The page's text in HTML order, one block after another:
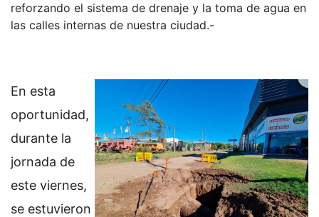
reforzando el sistema de drenaje y la toma de agua en
las calles internas de nuestra ciudad.-
En esta
oportunidad,
durante la
jornada de
este viernes,
se estuvieron